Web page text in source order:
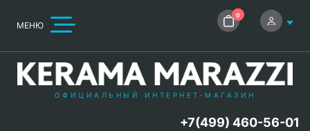
МЕНЮ
0
ОФИЦИАЛЬНЫЙ ИНТЕРНЕТ-МАГАЗИН
+7(499) 460-56-01